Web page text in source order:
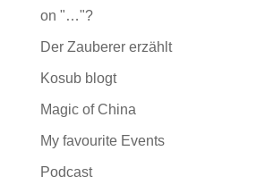
on "…"?
Der Zauberer erzählt
Kosub blogt
Magic of China
My favourite Events
Podcast